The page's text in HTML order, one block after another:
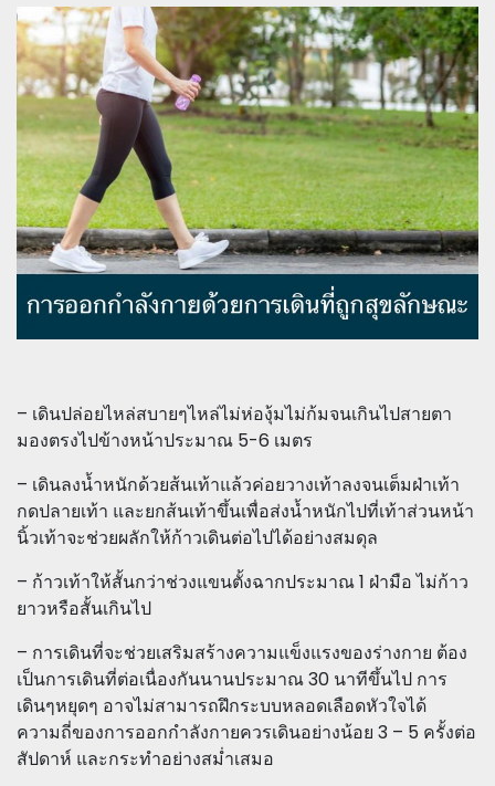
– เดินปล่อยไหล่สบายๆไหล่ไม่ห่องุ้มไม่ก้มจนเกินไปสายตา
มองตรงไปข้างหน้าประมาณ 5-6 เมตร
– เดินลงน้ำหนักด้วยส้นเท้าแล้วค่อยวางเท้าลงจนเต็มฝ่าเท้า
กดปลายเท้า และยกส้นเท้าขึ้นเพื่อส่งน้ำหนักไปที่เท้าส่วนหน้า
นิ้วเท้าจะช่วยผลักให้ก้าวเดินต่อไปได้อย่างสมดุล
– ก้าวเท้าให้สั้นกว่าช่วงแขนตั้งฉากประมาณ 1 ฝ่ามือ ไม่ก้าว
ยาวหรือสั้นเกินไป
– การเดินที่จะช่วยเสริมสร้างความแข็งแรงของร่างกาย ต้อง
เป็นการเดินที่ต่อเนื่องกันนานประมาณ 30 นาทีขึ้นไป การ
เดินๆหยุดๆ อาจไม่สามารถฝึกระบบหลอดเลือดหัวใจได้
ความถี่ของการออกกำลังกายควรเดินอย่างน้อย 3 – 5 ครั้งต่อ
สัปดาห์ และกระทำอย่างสม่ำเสมอ